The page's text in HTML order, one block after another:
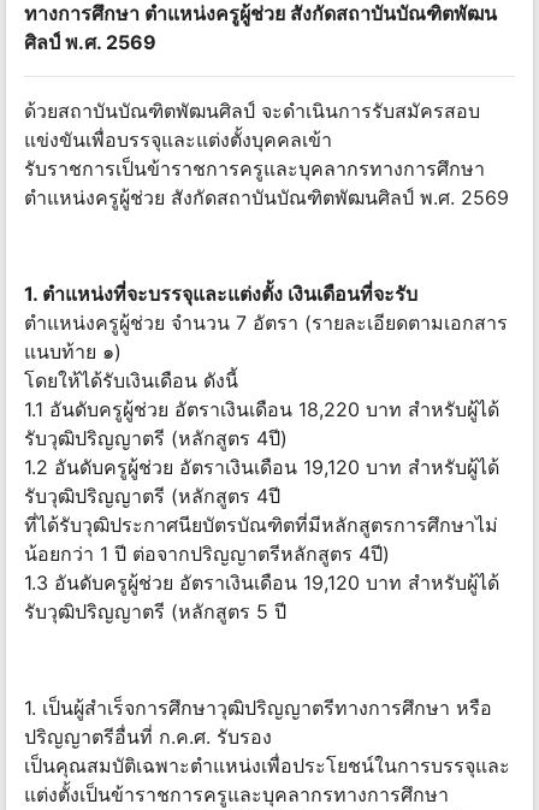
ทางการศึกษา ตำแหน่งครูผู้ช่วย สังกัดสถาบันบัณฑิตพัฒน
ศิลป์ พ.ศ. 2569
ด้วยสถาบันบัณฑิตพัฒนศิลป์ จะดำเนินการรับสมัครสอบ
แข่งขันเพื่อบรรจุและแต่งตั้งบุคคลเข้า
รับราชการเป็นข้าราชการครูและบุคลากรทางการศึกษา
ตำแหน่งครูผู้ช่วย สังกัดสถาบันบัณฑิตพัฒนศิลป์ พ.ศ. 2569
1. ตำแหน่งที่จะบรรจุและแต่งตั้ง เงินเดือนที่จะรับ
ตำแหน่งครูผู้ช่วย จำนวน 7 อัตรา (รายละเอียดตามเอกสาร
แนบท้าย ๑)
โดยให้ได้รับเงินเดือน ดังนี้
1.1 อันดับครูผู้ช่วย อัตราเงินเดือน 18,220 บาท สำหรับผู้ได้
รับวุฒิปริญญาตรี (หลักสูตร 4ปี)
1.2 อันดับครูผู้ช่วย อัตราเงินเดือน 19,120 บาท สำหรับผู้ได้
รับวุฒิปริญญาตรี (หลักสูตร 4ปี
ที่ได้รับวุฒิประกาศนียบัตรบัณฑิตที่มีหลักสูตรการศึกษาไม่
น้อยกว่า 1 ปี ต่อจากปริญญาตรีหลักสูตร 4ปี)
1.3 อันดับครูผู้ช่วย อัตราเงินเดือน 19,120 บาท สำหรับผู้ได้
รับวุฒิปริญญาตรี (หลักสูตร 5 ปี
1. เป็นผู้สำเร็จการศึกษาวุฒิปริญญาตรีทางการศึกษา หรือ
ปริญญาตรีอื่นที่ ก.ค.ศ. รับรอง
เป็นคุณสมบัติเฉพาะตำแหน่งเพื่อประโยชน์ในการบรรจุและ
แต่งตั้งเป็นข้าราชการครูและบุคลากรทางการศึกษา